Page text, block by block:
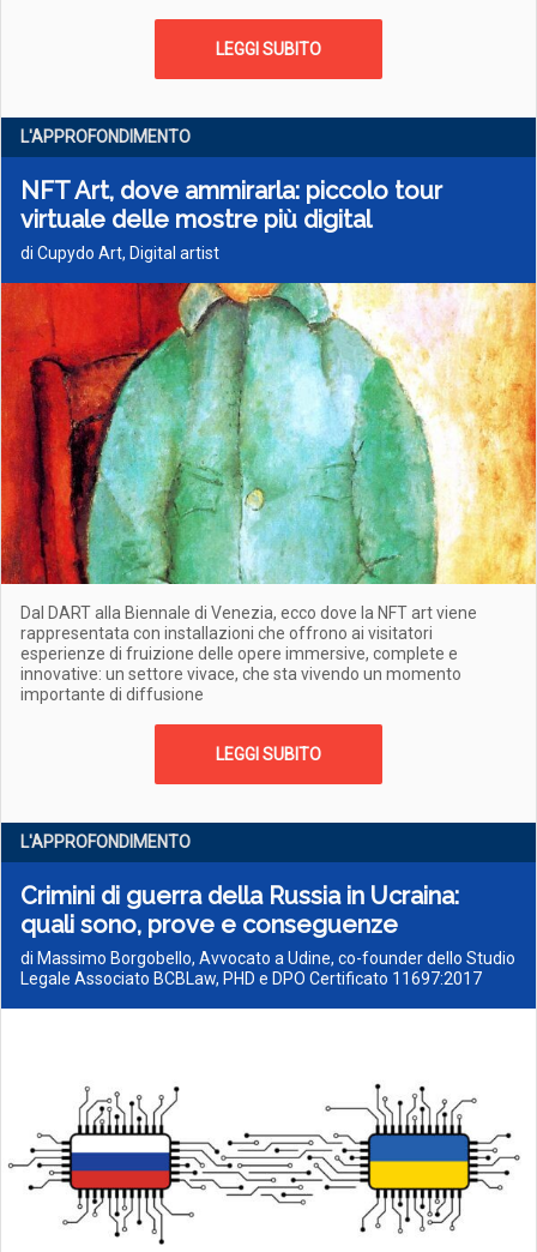
LEGGI SUBITO
L'APPROFONDIMENTO
NFT Art, dove ammirarla: piccolo tour
virtuale delle mostre più digital
di Cupydo Art, Digital artist
Dal DART alla Biennale di Venezia, ecco dove la NFT art viene
rappresentata con installazioni che offrono ai visitatori
esperienze di fruizione delle opere immersive, complete e
innovative: un settore vivace, che sta vivendo un momento
importante di diffusione
LEGGI SUBITO
L'APPROFONDIMENTO
Crimini di guerra della Russia in Ucraina:
quali sono, prove e conseguenze
di Massimo Borgobello, Avvocato a Udine, co-founder dello Studio
Legale Associato BCBLaw, PHD e DPO Certificato 11697:2017